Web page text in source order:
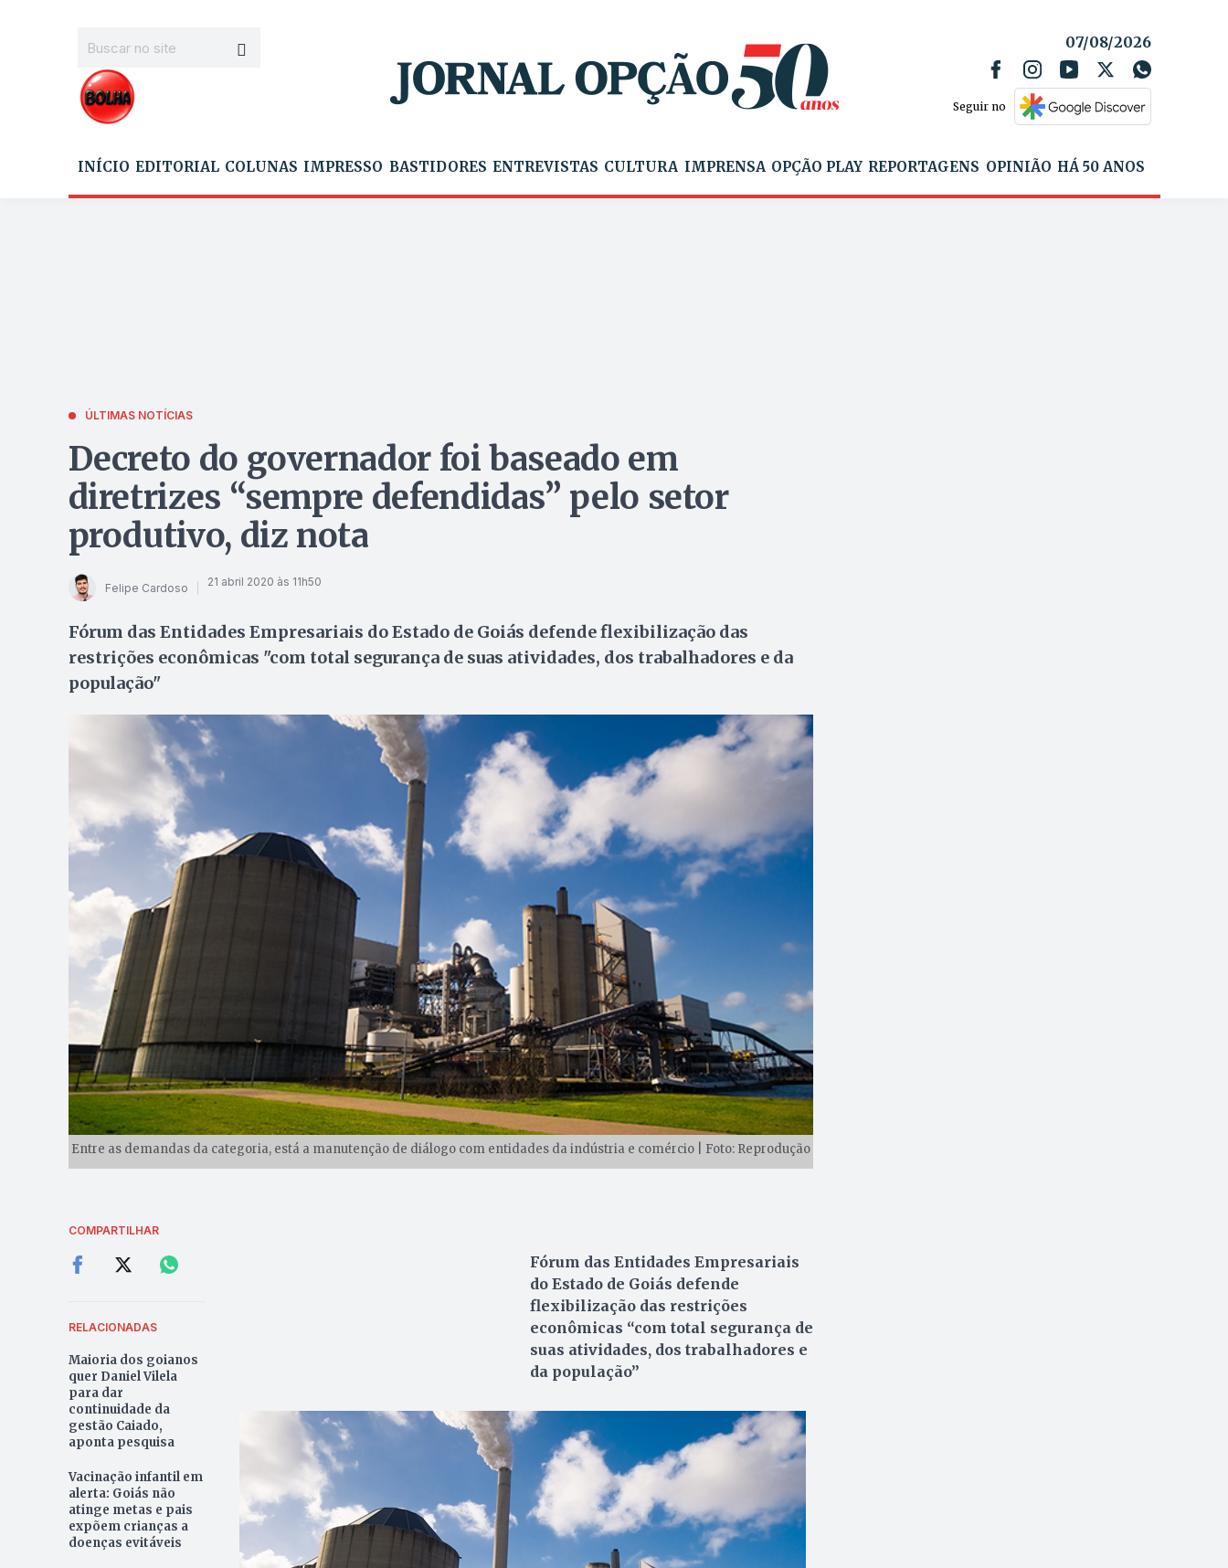
07/08/2026
Seguir no
INÍCIO EDITORIAL COLUNAS IMPRESSO BASTIDORES ENTREVISTAS CULTURA IMPRENSA OPÇÃO PLAY REPORTAGENS OPINIÃO HÁ 50 ANOS
ÚLTIMAS NOTÍCIAS
Decreto do governador foi baseado em
diretrizes “sempre defendidas” pelo setor
produtivo, diz nota
Felipe Cardoso 21 abril 2020 às 11h50
Fórum das Entidades Empresariais do Estado de Goiás defende flexibilização das
restrições econômicas "com total segurança de suas atividades, dos trabalhadores e da
população"
Entre as demandas da categoria, está a manutenção de diálogo com entidades da indústria e comércio | Foto: Reprodução
COMPARTILHAR
RELACIONADAS
Maioria dos goianos
quer Daniel Vilela
para dar
continuidade da
gestão Caiado,
aponta pesquisa
Vacinação infantil em
alerta: Goiás não
atinge metas e pais
expõem crianças a
doenças evitáveis
Fórum das Entidades Empresariais
do Estado de Goiás defende
flexibilização das restrições
econômicas “com total segurança de
suas atividades, dos trabalhadores e
da população”